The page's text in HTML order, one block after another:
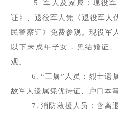
5. 军人及家属：现役军
证》、退役军人凭《退役军人
民警察证》免费参观。现役军
以下未成年子女，凭结婚证
观。
6. “三属”人员：烈士遗属
故军人遗属凭优待证、户口本
7. 消防救援人员：含离退